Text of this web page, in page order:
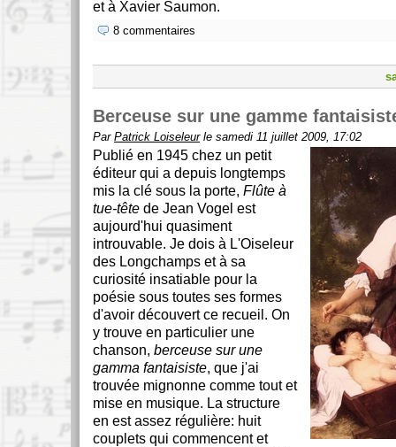
et à Xavier Saumon.
8 commentaires
Berceuse sur une gamme
Par Patrick Loiseleurle samedi 11 juillet 2009, 17:02
Publié en 1945 chez un petit
éditeur qui a depuis longtemps
mis la clé sous la porte, Flûte à
tue-tête de Jean Vogel est
aujourd'hui quasiment
introuvable. Je dois à L'Oiseleur
des Longchamps et à sa
curiosité insatiable pour la
poésie sous toutes ses formes
d'avoir découvert ce recueil. On
y trouve en particulier une
chanson, berceuse sur une
gamma fantaisiste, que j'ai
trouvée mignonne comme tout et
mise en musique. La structure
en est assez régulière: huit
couplets qui commencent et